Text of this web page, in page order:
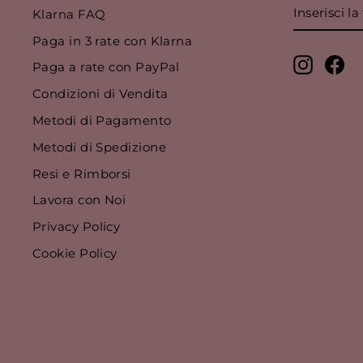
Klarna FAQ
Paga in 3 rate con Klarna
Paga a rate con PayPal
Condizioni di Vendita
Metodi di Pagamento
Metodi di Spedizione
Resi e Rimborsi
Lavora con Noi
Privacy Policy
Cookie Policy
LA
TUA